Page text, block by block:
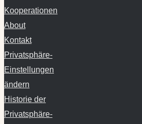
Kooperationen
About
Kontakt
Privatsphäre-
Einstellungen
ändern
Historie der
Privatsphäre-